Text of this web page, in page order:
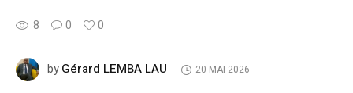
8 0 0
byGérard LEMBA LAU 20 MAI 2026